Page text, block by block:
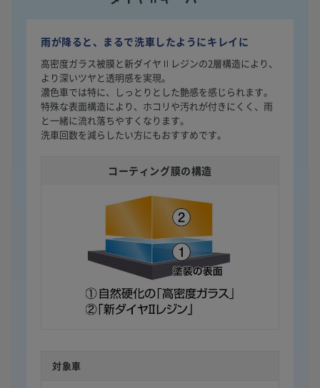
雨が降ると、まるで洗車したようにキレイに
高密度ガラス被膜と新ダイヤⅡレジンの2層構造により、
より深いツヤと透明感を実現。
濃色車では特に、しっとりとした艶感を感じられます。
特殊な表面構造により、ホコリや汚れが付きにくく、雨
と一緒に流れ落ちやすくなります。
洗車回数を減らしたい方にもおすすめです。
コーティング膜の構造
対象車